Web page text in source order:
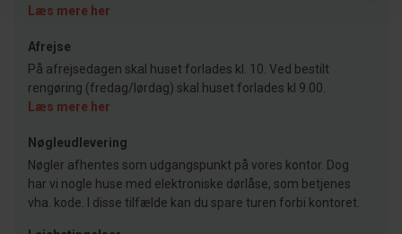
Læs mere her
Afrejse
På afrejsedagen skal huset forlades kl. 10. Ved bestilt
rengøring (fredag/lørdag) skal huset forlades kl 9.00.
Læs mere her
Nøgleudlevering
Nøgler afhentes som udgangspunkt på vores kontor. Dog
har vi nogle huse med elektroniske dørlåse, som betjenes
vha. kode. I disse tilfælde kan du spare turen forbi kontoret.